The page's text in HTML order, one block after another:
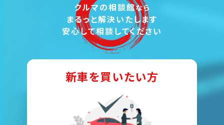
クルマの相談館なら
まるっと解決いたします
安心して相談してください
新車を買いたい方